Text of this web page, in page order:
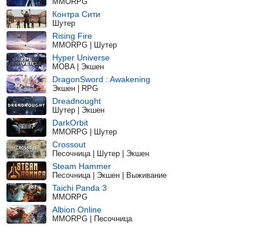
Контра Сити
Шутер
Rising Fire
MMORPG | Шутер
Hyper Universe
MOBA | Экшен
DragonSword : Awakening
Экшен | RPG
Dreadnought
Шутер | Экшен
DarkOrbit
MMORPG | Шутер
Crossout
Песочница | Шутер | Экшен
Steam Hammer
Песочница | Экшен | Выживание
Taichi Panda 3
MMORPG
Albion Online
MMORPG | Песочница